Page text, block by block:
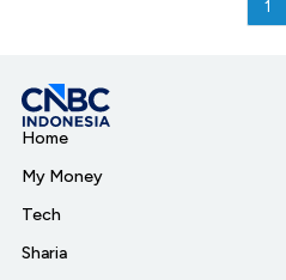
1
Home
My Money
Tech
Sharia